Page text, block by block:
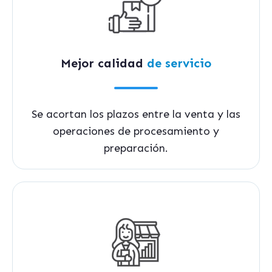
Mejor calidad de servicio
Se acortan los plazos entre la venta y las
operaciones de procesamiento y
preparación.